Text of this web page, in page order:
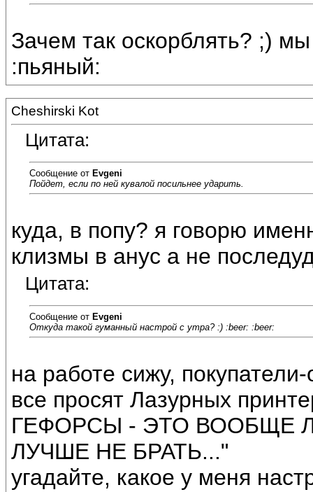
Зачем так оскорблять? ;)
:пьяный:
Cheshirski Kot
Цитата:
Сообщение от Evgeni
Пойдет, если по ней кувалой посильнее ударить.
куда, в попу? я говорю
клизмы в анус а не
Цитата:
Сообщение от Evgeni
Откуда такой гуманный настрой с утра? :) :beer: :beer:
на работе сижу,
все просят Лазурных
ГЕФОРСЫ - ЭТО ВООБЩЕ
ЛУЧШЕ НЕ БРАТЬ..."
угадайте, какое у меня